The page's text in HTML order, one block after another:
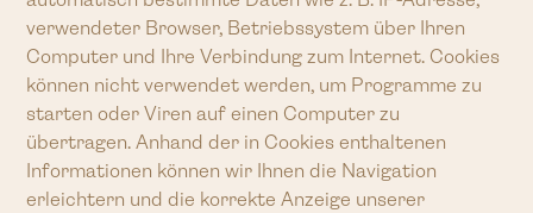
verwendeter Browser, Betriebssystem über Ihren
Computer und Ihre Verbindung zum Internet. Cookies
können nicht verwendet werden, um Programme zu
starten oder Viren auf einen Computer zu
übertragen. Anhand der in Cookies enthaltenen
Informationen können wir Ihnen die Navigation
erleichtern und die korrekte Anzeige unserer